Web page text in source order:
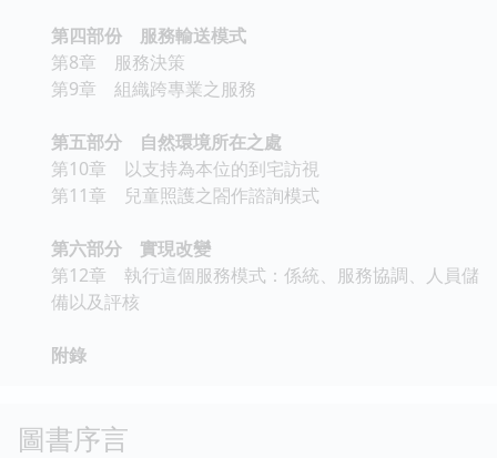
第四部份 服務輸送模式
第8章 服務決策
第9章 組織跨專業之服務
第五部分 自然環境所在之處
第10章 以支持為本位的到宅訪視
第11章 兒童照護之閤作諮詢模式
第六部分 實現改變
第12章 執行這個服務模式：係統、服務協調、人員儲
備以及評核
附錄
圖書序言